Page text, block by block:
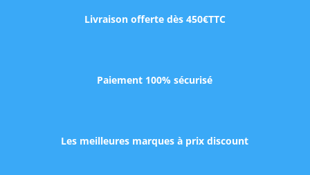
Livraison offerte dès 450€TTC
Paiement 100% sécurisé
Les meilleures marques à prix discount